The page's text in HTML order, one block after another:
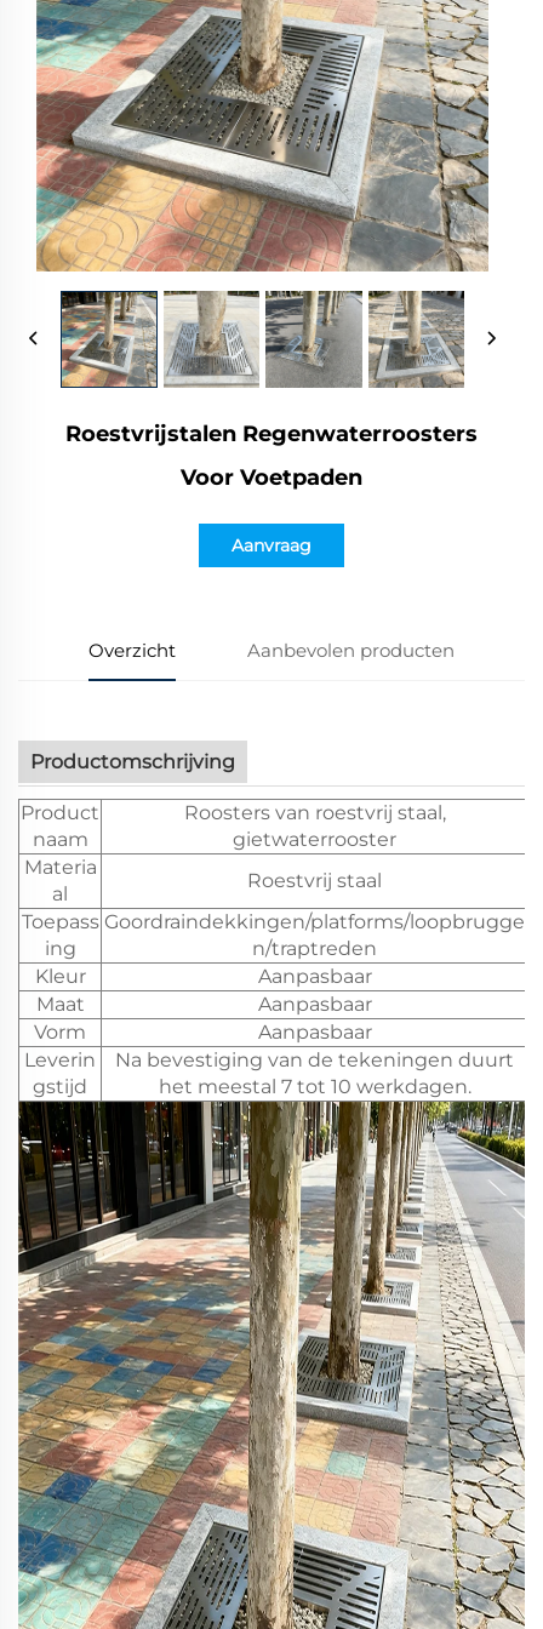
Roestvrijstalen Regenwaterroosters
Voor Voetpaden
Aanvraag
Overzicht Aanbevolen producten
Productomschrijving
Product
naam
Roosters van roestvrij staal,
gietwaterrooster
Materia
al
Roestvrij staal
Toepass
ing
Goordraindekkingen/platforms/loopbrugge
n/traptreden
Kleur
Aanpasbaar
Maat
Aanpasbaar
Vorm
Aanpasbaar
Leverin
gstijd
Na bevestiging van de tekeningen duurt
het meestal 7 tot 10 werkdagen.